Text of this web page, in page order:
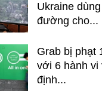
Ukraine
đường cho...
Grab bị phạt
với 6 hành vi
định...